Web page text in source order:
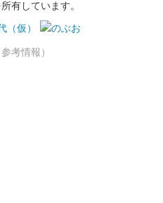
有しています。
考情報）